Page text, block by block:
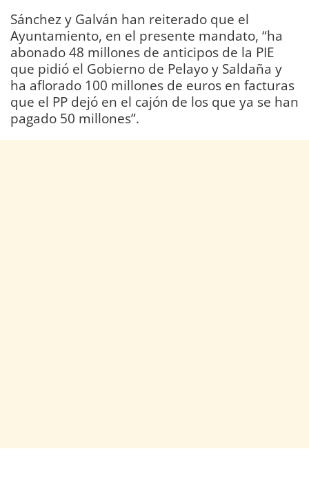
Sánchez y Galván han reiterado que el
Ayuntamiento, en el presente mandato, “ha
abonado 48 millones de anticipos de la PIE
que pidió el Gobierno de Pelayo y Saldaña y
ha aflorado 100 millones de euros en facturas
que el PP dejó en el cajón de los que ya se han
pagado 50 millones”.